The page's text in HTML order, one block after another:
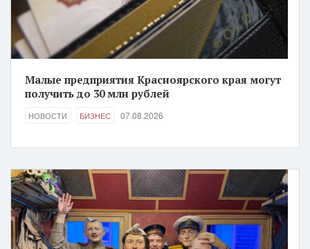
Малые предприятия Красноярского края могут
получить до 30 млн рублей
НОВОСТИ БИЗНЕС 07.08.2026